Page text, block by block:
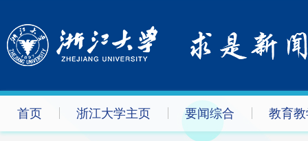
首页 浙江大学主页 要闻综合 教育